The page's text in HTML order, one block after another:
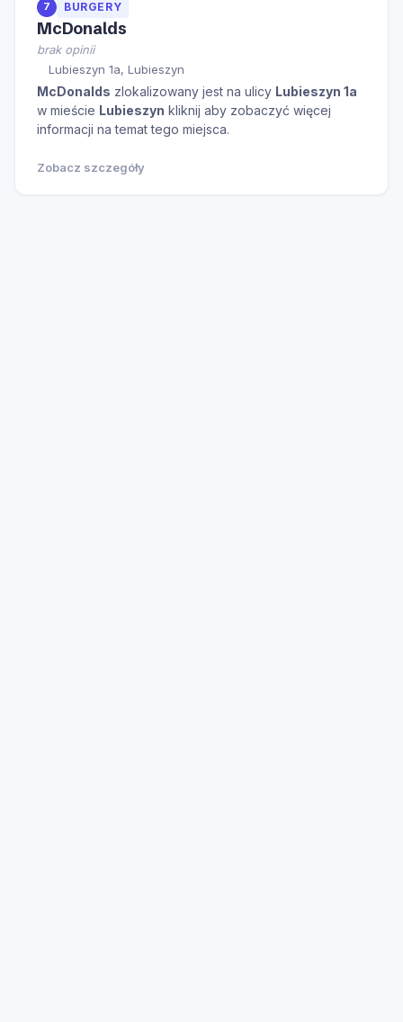
7 BURGERY
McDonalds
brak opinii
Lubieszyn 1a, Lubieszyn
McDonalds zlokalizowany jest na ulicy Lubieszyn 1a
w mieście Lubieszyn kliknij aby zobaczyć więcej
informacji na temat tego miejsca.
Zobacz szczegóły